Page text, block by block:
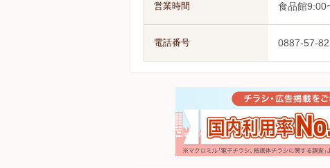
営業時間 食品館9:00
電話番号 0887-57-